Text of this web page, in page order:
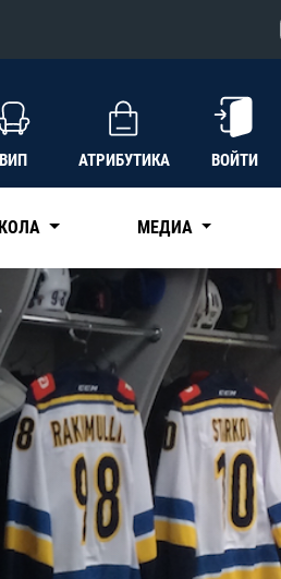
ВИП АТРИБУТИКА ВОЙТИ
МЕДИА